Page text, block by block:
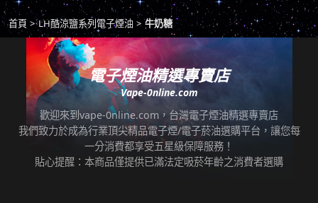
*提示2：至便利店付款並取貨者，請確認您提
交訂單時的暱稱與包裹是否一致，順利付款後
即可取貨。
*提示3：使用超商到店未取貨者，或會影響
「超商取貨信用」而導致無法再次使用超商取
貨服務，請顧客及時前往取貨。
任何運輸配送方式皆有發生延誤之可能，我們
保證訂單成立後會在24小時內出貨，但無法保
證物流配送零機率延遲。
商品若有任何瑕疵問題，請拍照/錄影並聯絡本
站客服，以利於退/換貨保固處理。
七天鑑賞期內有任何非人為問題，可免費退/換
貨。超過七天鑑賞期後若要退/換全新未拆封非
瑕疵商品，將收取總金額的20%服務費，並需
自行承擔來回運費。
本站所有商品在運送途中均有可能因為壓力改
變而造成滲漏問題，如發現滲漏，請拍照/錄影
並聯絡客服進行免費退換。有其他疑慮請聯絡
客服。
首頁 LH酷涼鹽系列電子煙油 牛奶糖
電子煙油精選專賣店
Vape-0nline.com
歡迎來到vape-0nline.com，台灣電子煙油精選專賣店
我們致力於成為行業頂尖精品電子煙/電子菸油選購平台，讓您每
一分消費都享受五星級保障服務！
貼心提醒：本商品僅提供已滿法定吸菸年齡之消費者選購